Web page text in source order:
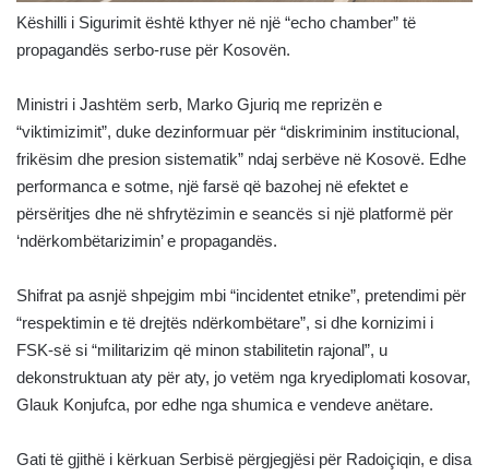
Këshilli i Sigurimit është kthyer në një “echo chamber” të
propagandës serbo-ruse për Kosovën.
Ministri i Jashtëm serb, Marko Gjuriq me reprizën e
“viktimizimit”, duke dezinformuar për “diskriminim institucional,
frikësim dhe presion sistematik” ndaj serbëve në Kosovë. Edhe
performanca e sotme, një farsë që bazohej në efektet e
përsëritjes dhe në shfrytëzimin e seancës si një platformë për
‘ndërkombëtarizimin’ e propagandës.
Shifrat pa asnjë shpejgim mbi “incidentet etnike”, pretendimi për
“respektimin e të drejtës ndërkombëtare”, si dhe kornizimi i
FSK-së si “militarizim që minon stabilitetin rajonal”, u
dekonstruktuan aty për aty, jo vetëm nga kryediplomati kosovar,
Glauk Konjufca, por edhe nga shumica e vendeve anëtare.
Gati të gjithë i kërkuan Serbisë përgjegjësi për Radoiçiqin, e disa